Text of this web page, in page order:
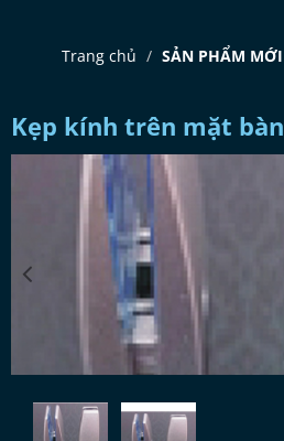
Trang chủ SẢN PHẨM MỚI
Kẹp kính trên mặt bàn